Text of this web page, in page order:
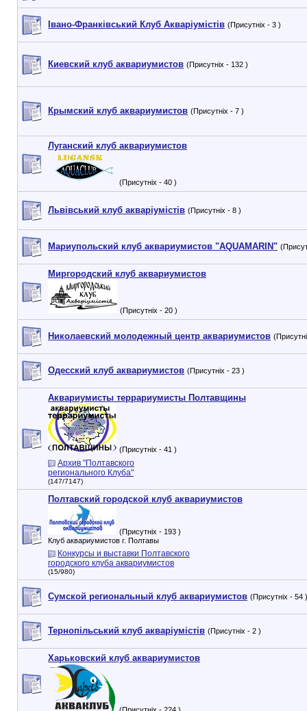
Івано-Франківський Клуб Акваріумістів (Присутніх - 3 )
Киевский клуб аквариумистов (Присутніх - 132 )
Крымский клуб аквариумистов (Присутніх - 7 )
Луганский клуб аквариумистов
(Присутніх - 40 )
Львівський клуб акваріумістів (Присутніх - 8 )
Мариупольский клуб аквариумистов "AQUAMARIN"
Миргородский клуб аквариумистов
(Присутніх - 20 )
Николаевский молодежный центр аквариумистов
Одесский клуб аквариумистов (Присутніх - 23 )
Аквариумисты террариумисты Полтавщины
(Присутніх - 41 )
Архив "Полтавского
регионального Клуба"
(147/7147)
Полтавский городской клуб аквариумистов
(Присутніх - 193 )
Клуб аквариумистов г. Полтавы
Конкурсы и выставки Полтавского
городского клуба аквариумистов
(15/980)
Сумской региональный клуб аквариумистов (Присутніх - 54 )
Тернопільський клуб акваріумістів (Присутніх - 2 )
Харьковский клуб аквариумистов